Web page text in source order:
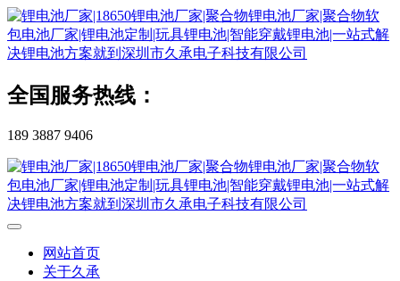
全国服务热线：
189 3887 9406
网站首页
关于久承